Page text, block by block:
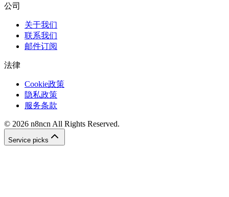
公司
关于我们
联系我们
邮件订阅
法律
Cookie政策
隐私政策
服务条款
© 2026 n8ncn All Rights Reserved.
Service picks